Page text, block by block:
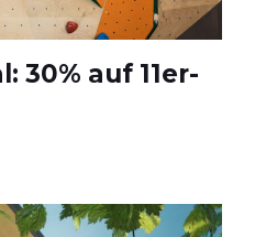
30% auf 11er-